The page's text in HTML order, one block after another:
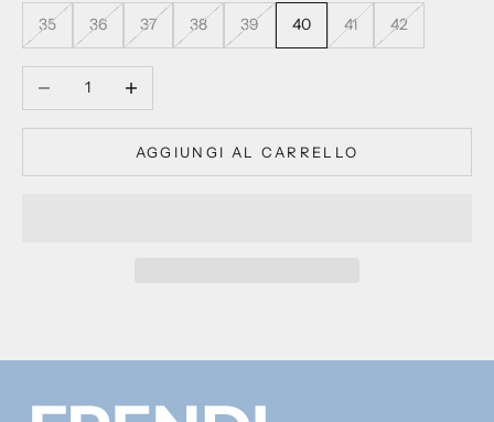
35
36 37 38 39 40 41 42
Diminuisci quantitàAumenta quantità
AGGIUNGI AL CARRELLO